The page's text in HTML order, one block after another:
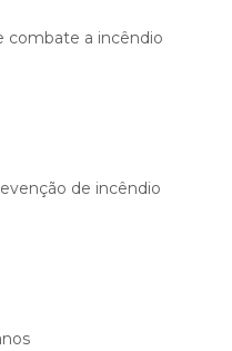
combate a incêndio
de incêndio